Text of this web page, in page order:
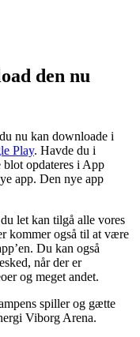
den nu
nu kan downloade i
Play. Havde du i
blot opdateres i App
app. Den nye app
let kan tilgå alle vores
kommer også til at være
Du kan også
når der er
og meget andet.
spiller og gætte
Viborg Arena.